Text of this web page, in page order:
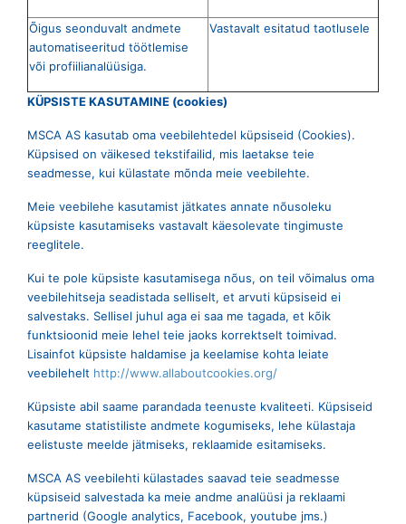
Õigus seonduvalt andmete
automatiseeritud töötlemise
või profiilianalüüsiga.
Vastavalt esitatud taotlusele
KÜPSISTE KASUTAMINE (cookies)
MSCA AS kasutab oma veebilehtedel küpsiseid (Cookies).
Küpsised on väikesed tekstifailid, mis laetakse teie
seadmesse, kui külastate mõnda meie veebilehte.
Meie veebilehe kasutamist jätkates annate nõusoleku
küpsiste kasutamiseks vastavalt käesolevate tingimuste
reeglitele.
Kui te pole küpsiste kasutamisega nõus, on teil võimalus oma
veebilehitseja seadistada selliselt, et arvuti küpsiseid ei
salvestaks. Sellisel juhul aga ei saa me tagada, et kõik
funktsioonid meie lehel teie jaoks korrektselt toimivad.
Lisainfot küpsiste haldamise ja keelamise kohta leiate
veebilehelt http://www.allaboutcookies.org/
Küpsiste abil saame parandada teenuste kvaliteeti. Küpsiseid
kasutame statistiliste andmete kogumiseks, lehe külastaja
eelistuste meelde jätmiseks, reklaamide esitamiseks.
MSCA AS veebilehti külastades saavad teie seadmesse
küpsiseid salvestada ka meie andme analüüsi ja reklaami
partnerid (Google analytics, Facebook, youtube jms.)